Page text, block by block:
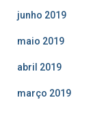
junho 2019
maio 2019
abril 2019
março 2019